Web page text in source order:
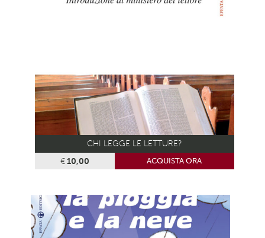
CHI LEGGE LE LETTURE?
€10,00 ACQUISTA ORA